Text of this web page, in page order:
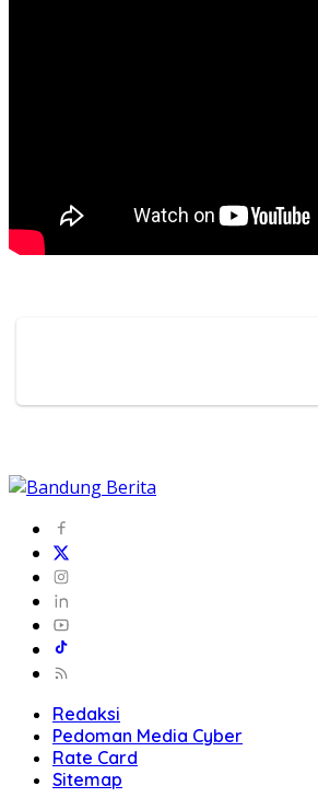
Redaksi
Pedoman Media Cyber
Rate Card
Sitemap